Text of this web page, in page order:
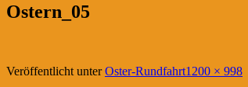
Ostern_05
Veröffentlicht unterOster-RundfahrtOriginalgröße
1200 × 998